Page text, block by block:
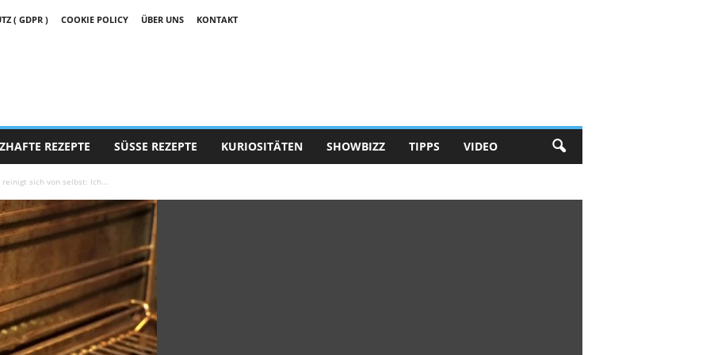
( GDPR ) COOKIE POLICY ÜBER UNS
KONTAKT
REZEPTE SÜSSE REZEPTE KURIOSITÄTEN SHOWBIZZ TIPPS VIDEO
sich von selbst: Ich...